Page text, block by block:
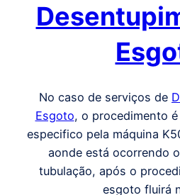
No caso de serviços de
Esgoto, o procedimento
especifico pela máquina
aonde está ocorrendo
tubulação, após o
esgoto fluirá